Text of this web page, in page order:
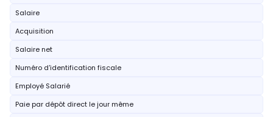
Salaire
Acquisition
Salaire net
Numéro d'identification fiscale
Employé Salarié
Paie par dépôt direct le jour même